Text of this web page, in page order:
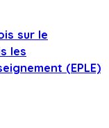
sur le
les
(EPLE)